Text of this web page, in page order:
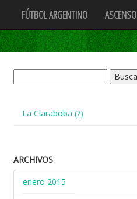
FÚTBOL ARGENTINO ASCENSO
La Claraboba (?)
ARCHIVOS
enero 2015